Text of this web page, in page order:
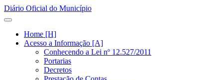
Diário Oficial do Município
Home [H]
Acesso a Informação [A]
Conhecendo a Lei nº 12.527/2011
Portarias
Decretos